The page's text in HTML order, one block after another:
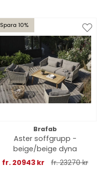
Spara 10%
Brafab
Aster soffgrupp -
beige/beige dyna
fr. 20943 kr
fr. 23270 kr